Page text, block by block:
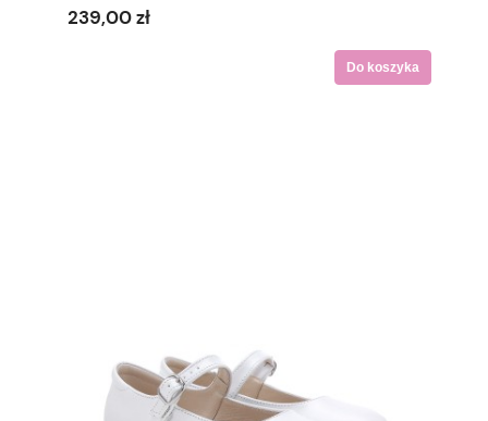
239,00 zł
Do koszyka